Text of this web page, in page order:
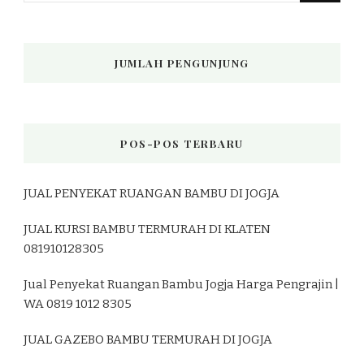
JUMLAH PENGUNJUNG
POS-POS TERBARU
JUAL PENYEKAT RUANGAN BAMBU DI JOGJA
JUAL KURSI BAMBU TERMURAH DI KLATEN
081910128305
Jual Penyekat Ruangan Bambu Jogja Harga Pengrajin |
WA 0819 1012 8305
JUAL GAZEBO BAMBU TERMURAH DI JOGJA